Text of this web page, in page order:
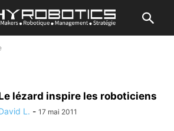
lézard inspire les roboticiens
L. - 17 mai 2011